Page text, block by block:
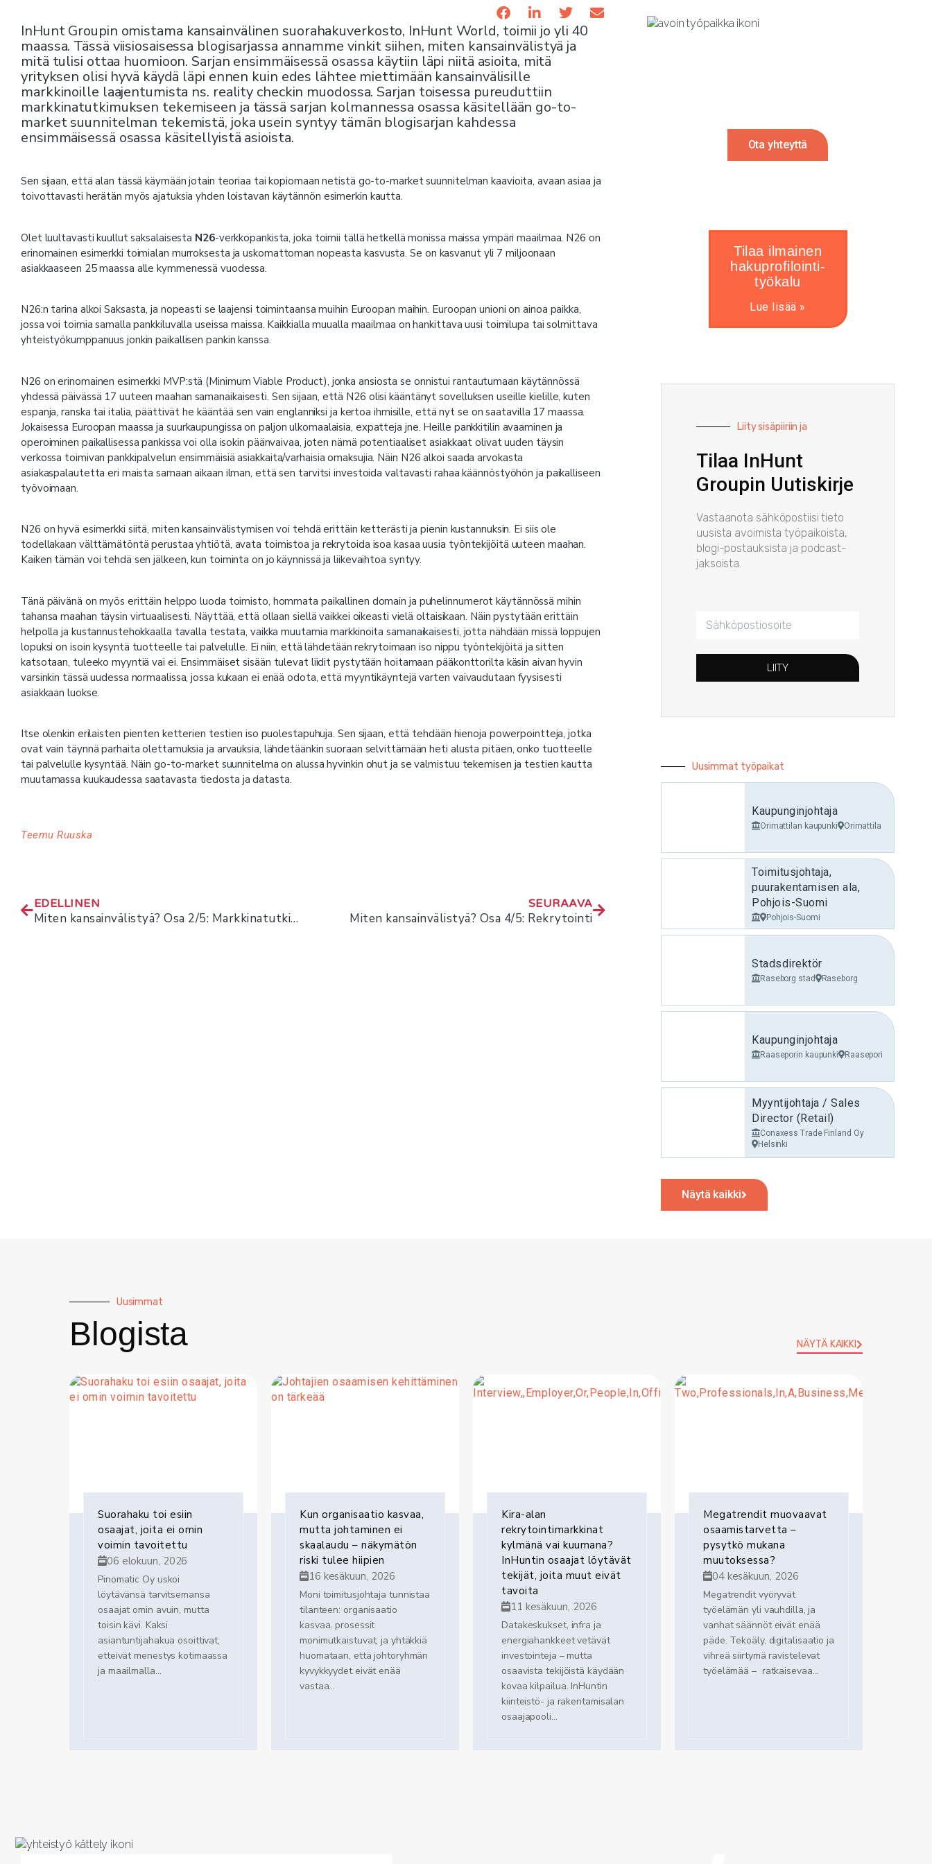
InHunt Groupin omistama kansainvälinen suorahakuverkosto, InHunt World, toimii jo yli 40
maassa. Tässä viisiosaisessa blogisarjassa annamme vinkit siihen, miten kansainvälistyä ja
mitä tulisi ottaa huomioon. Sarjan ensimmäisessä osassa käytiin läpi niitä asioita, mitä
yrityksen olisi hyvä käydä läpi ennen kuin edes lähtee miettimään kansainvälisille
markkinoille laajentumista ns. reality checkin muodossa. Sarjan toisessa pureuduttiin
markkinatutkimuksen tekemiseen ja tässä sarjan kolmannessa osassa käsitellään go-to-
market suunnitelman tekemistä, joka usein syntyy tämän blogisarjan kahdessa
ensimmäisessä osassa käsitellyistä asioista.
Sen sijaan, että alan tässä käymään jotain teoriaa tai kopiomaan netistä go-to-market suunnitelman kaavioita, avaan asiaa ja
toivottavasti herätän myös ajatuksia yhden loistavan käytännön esimerkin kautta.
Olet luultavasti kuullut saksalaisesta N26-verkkopankista, joka toimii tällä hetkellä monissa maissa ympäri maailmaa. N26 on
erinomainen esimerkki toimialan murroksesta ja uskomattoman nopeasta kasvusta. Se on kasvanut yli 7 miljoonaan
asiakkaaseen 25 maassa alle kymmenessä vuodessa.
N26:n tarina alkoi Saksasta, ja nopeasti se laajensi toimintaansa muihin Euroopan maihin. Euroopan unioni on ainoa paikka,
jossa voi toimia samalla pankkiluvalla useissa maissa. Kaikkialla muualla maailmaa on hankittava uusi toimilupa tai solmittava
yhteistyökumppanuus jonkin paikallisen pankin kanssa.
N26 on erinomainen esimerkki MVP:stä (Minimum Viable Product), jonka ansiosta se onnistui rantautumaan käytännössä
yhdessä päivässä 17 uuteen maahan samanaikaisesti. Sen sijaan, että N26 olisi kääntänyt sovelluksen useille kielille, kuten
espanja, ranska tai italia, päättivät he kääntää sen vain englanniksi ja kertoa ihmisille, että nyt se on saatavilla 17 maassa.
Jokaisessa Euroopan maassa ja suurkaupungissa on paljon ulkomaalaisia, expatteja jne. Heille pankkitilin avaaminen ja
operoiminen paikallisessa pankissa voi olla isokin päänvaivaa, joten nämä potentiaaliset asiakkaat olivat uuden täysin
verkossa toimivan pankkipalvelun ensimmäisiä asiakkaita/varhaisia omaksujia. Näin N26 alkoi saada arvokasta
asiakaspalautetta eri maista samaan aikaan ilman, että sen tarvitsi investoida valtavasti rahaa käännöstyöhön ja paikalliseen
työvoimaan.
N26 on hyvä esimerkki siitä, miten kansainvälistymisen voi tehdä erittäin ketterästi ja pienin kustannuksin. Ei siis ole
todellakaan välttämätöntä perustaa yhtiötä, avata toimistoa ja rekrytoida isoa kasaa uusia työntekijöitä uuteen maahan.
Kaiken tämän voi tehdä sen jälkeen, kun toiminta on jo käynnissä ja liikevaihtoa syntyy.
Tänä päivänä on myös erittäin helppo luoda toimisto, hommata paikallinen domain ja puhelinnumerot käytännössä mihin
tahansa maahan täysin virtuaalisesti. Näyttää, että ollaan siellä vaikkei oikeasti vielä oltaisikaan. Näin pystytään erittäin
helpolla ja kustannustehokkaalla tavalla testata, vaikka muutamia markkinoita samanaikaisesti, jotta nähdään missä loppujen
lopuksi on isoin kysyntä tuotteelle tai palvelulle. Ei niin, että lähdetään rekrytoimaan iso nippu työntekijöitä ja sitten
katsotaan, tuleeko myyntiä vai ei. Ensimmäiset sisään tulevat liidit pystytään hoitamaan pääkonttorilta käsin aivan hyvin
varsinkin tässä uudessa normaalissa, jossa kukaan ei enää odota, että myyntikäyntejä varten vaivaudutaan fyysisesti
asiakkaan luokse.
Itse olenkin erilaisten pienten ketterien testien iso puolestapuhuja. Sen sijaan, että tehdään hienoja powerpointteja, jotka
ovat vain täynnä parhaita olettamuksia ja arvauksia, lähdetäänkin suoraan selvittämään heti alusta pitäen, onko tuotteelle
tai palvelulle kysyntää. Näin go-to-market suunnitelma on alussa hyvinkin ohut ja se valmistuu tekemisen ja testien kautta
muutamassa kuukaudessa saatavasta tiedosta ja datasta.
Teemu Ruuska
EDELLINEN
Miten kansainvälistyä? Osa 2/5: Markkinatutkimus
SEURAAVA
Miten kansainvälistyä? Osa 4/5: Rekrytointi
Ota yhteyttä
Tilaa ilmainen
hakuprofilointi-
työkalu
Lue lisää »
Liity sisäpiiriin ja
Tilaa InHunt
Groupin Uutiskirje
Vastaanota sähköpostiisi tieto
uusista avoimista työpaikoista,
blogi-postauksista ja podcast-
jaksoista.
LIITY
Uusimmat työpaikat
Kaupunginjohtaja
Orimattilan kaupunki Orimattila
Toimitusjohtaja,
puurakentamisen ala,
Pohjois-Suomi
Pohjois-Suomi
Stadsdirektör
Raseborg stad Raseborg
Kaupunginjohtaja
Raaseporin kaupunki Raasepori
Myyntijohtaja / Sales
Director (Retail)
Conaxess Trade Finland Oy
Helsinki
Näytä kaikki
Uusimmat
Blogista NÄYTÄ KAIKKI
Suorahaku toi esiin
osaajat, joita ei omin
voimin tavoitettu
06 elokuun, 2026
Pinomatic Oy uskoi
löytävänsä tarvitsemansa
osaajat omin avuin, mutta
toisin kävi. Kaksi
asiantuntijahakua osoittivat,
etteivät menestys kotimaassa
ja maailmalla...
Kun organisaatio kasvaa,
mutta johtaminen ei
skaalaudu – näkymätön
riski tulee hiipien
16 kesäkuun, 2026
Moni toimitusjohtaja tunnistaa
tilanteen: organisaatio
kasvaa, prosessit
monimutkaistuvat, ja yhtäkkiä
huomataan, että johtoryhmän
kyvykkyydet eivät enää
vastaa...
Kira-alan
rekrytointimarkkinat
kylmänä vai kuumana?
InHuntin osaajat löytävät
tekijät, joita muut eivät
tavoita
11 kesäkuun, 2026
Datakeskukset, infra ja
energiahankkeet vetävät
investointeja – mutta
osaavista tekijöistä käydään
kovaa kilpailua. InHuntin
kiinteistö- ja rakentamisalan
osaajapooli...
Megatrendit muovaavat
osaamistarvetta –
pysytkö mukana
muutoksessa?
04 kesäkuun, 2026
Megatrendit vyöryvät
työelämän yli vauhdilla, ja
vanhat säännöt eivät enää
päde. Tekoäly, digitalisaatio ja
vihreä siirtymä ravistelevat
työelämää – ratkaisevaa...